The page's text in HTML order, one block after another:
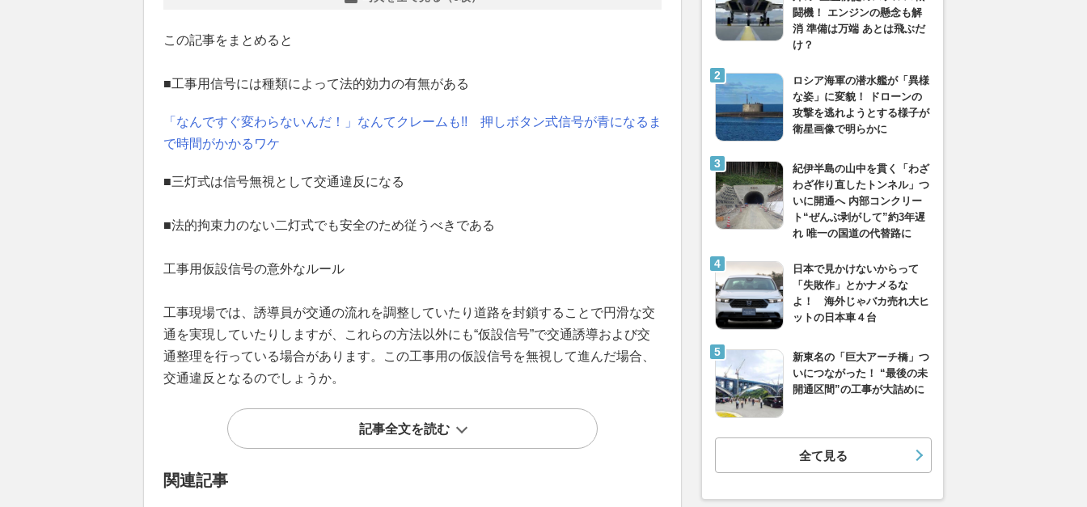
この記事をまとめると
■工事用信号には種類によって法的効力の有無がある
「なんですぐ変わらないんだ！」なんてクレームも!! 押しボタン式信号が青になるま
で時間がかかるワケ
■三灯式は信号無視として交通違反になる
■法的拘束力のない二灯式でも安全のため従うべきである
工事用仮設信号の意外なルール
工事現場では、誘導員が交通の流れを調整していたり道路を封鎖することで円滑な交
通を実現していたりしますが、これらの方法以外にも“仮設信号”で交通誘導および交
通整理を行っている場合があります。この工事用の仮設信号を無視して進んだ場合、
交通違反となるのでしょうか。
記事全文を読む
関連記事
闘機！ エンジンの懸念も解
消 準備は万端 あとは飛ぶだ
け？
ロシア海軍の潜水艦が「異様
な姿」に変貌！ ドローンの
攻撃を逃れようとする様子が
衛星画像で明らかに
紀伊半島の山中を貫く「わざ
わざ作り直したトンネル」つ
いに開通へ 内部コンクリー
ト“ぜんぶ剥がして”約3年遅
れ 唯一の国道の代替路に
日本で見かけないからって
「失敗作」とかナメるな
よ！ 海外じゃバカ売れ大ヒ
ットの日本車４台
新東名の「巨大アーチ橋」つ
いにつながった！ “最後の未
開通区間”の工事が大詰めに
全て見る